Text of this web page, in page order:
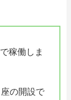
稼働しま
の開設で